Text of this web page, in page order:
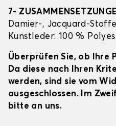
7-
Damier-, Jacquard-
Kunstleder: 100 %
Überprüfen Sie, ob Ihre
Da diese nach Ihren
werden, sind sie vom
ausgeschlossen. Im
bitte an uns.